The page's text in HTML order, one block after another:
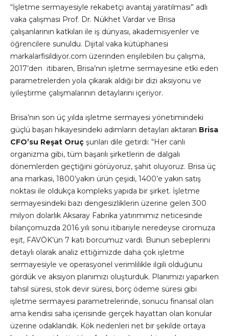
“İşletme sermayesiyle rekabetçi avantaj yaratılması” adlı
vaka çalışması Prof. Dr. Nükhet Vardar ve Brisa
çalışanlarının katkıları ile iş dünyası, akademisyenler ve
öğrencilere sunuldu. Dijital vaka kütüphanesi
markalarfisildiyor.com üzerinden erişilebilen bu çalışma,
2017’den itibaren, Brisa’nın işletme sermayesine etki eden
parametrelerden yola çıkarak aldığı bir dizi aksiyonu ve
iyileştirme çalışmalarının detaylarını içeriyor.
Brisa’nın son üç yılda işletme sermayesi yönetimindeki
güçlü başarı hikayesindeki adımların detayları aktaran Brisa
CFO’su Reşat Oruç şunları dile getirdi: “Her canlı
organizma gibi, tüm başarılı şirketlerin de dalgalı
dönemlerden geçtiğini görüyoruz, şahit oluyoruz. Brisa üç
ana markasi, 1800’yakın ürün çeşidi, 1400’e yakın satış
noktası ile oldukça kompleks yapıda bir şirket. İşletme
sermayesindeki bazı dengesizliklerin üzerine gelen 300
milyon dolarlık Aksaray Fabrika yatırımımız neticesinde
bilançomuzda 2016 yılı sonu itibariyle neredeyse ciromuza
eşit, FAVÖK’ün 7 katı borcumuz vardı. Bunun sebeplerini
detaylı olarak analiz ettiğimizde daha çok işletme
sermayesiyle ve operasyonel verimlilikle ilgili olduğunu
gördük ve aksiyon planımızı oluşturduk. Planımızı yaparken
tahsil süresi, stok devir süresi, borç ödeme süresi gibi
işletme sermayesi parametrelerinde, sonucu finansal olan
ama kendisi saha içerisinde gerçek hayattan olan konular
üzerine odaklandık. Kök nedenleri net bir şekilde ortaya